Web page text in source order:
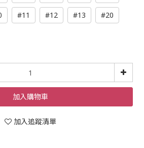
#11 #12 #13 #20
加入購物車
加入追蹤清單